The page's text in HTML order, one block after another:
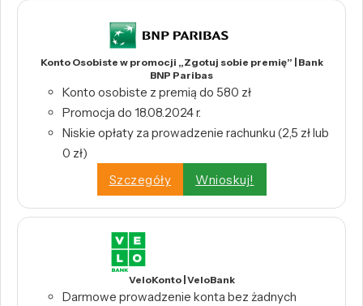
Konto Osobiste w promocji „Zgotuj sobie premię” | Bank
BNP Paribas
Konto osobiste z premią do 580 zł
Promocja do 18.08.2024 r.
Niskie opłaty za prowadzenie rachunku (2,5 zł lub
0 zł)
Szczegóły
Wnioskuj!
VeloKonto | VeloBank
Darmowe prowadzenie konta bez żadnych